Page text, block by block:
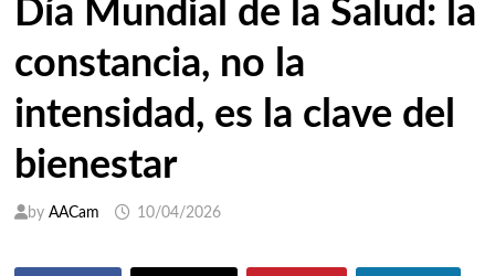
Día Mundial de la Salud: la
constancia, no la
intensidad, es la clave del
bienestar
by AACam 10/04/2026